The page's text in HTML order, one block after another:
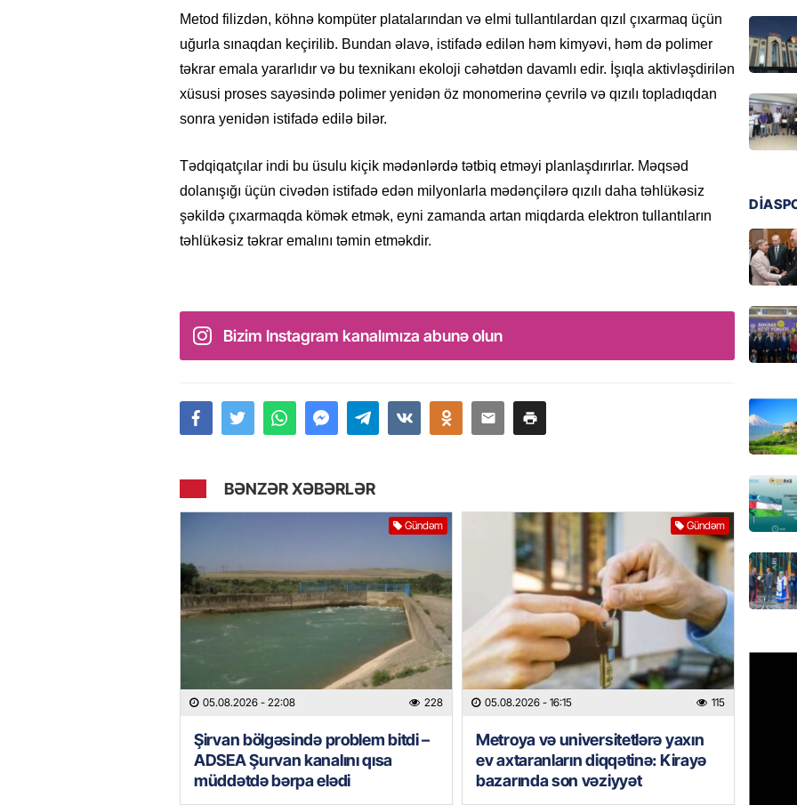
Metod filizdən, köhnə kompüter platalarından və elmi tullantılardan qızıl çıxarmaq üçün
uğurla sınaqdan keçirilib. Bundan əlavə, istifadə edilən həm kimyəvi, həm də polimer
təkrar emala yararlıdır və bu texnikanı ekoloji cəhətdən davamlı edir. İşıqla aktivləşdirilən
xüsusi proses sayəsində polimer yenidən öz monomerinə çevrilə və qızılı topladıqdan
sonra yenidən istifadə edilə bilər.
Tədqiqatçılar indi bu üsulu kiçik mədənlərdə tətbiq etməyi planlaşdırırlar. Məqsəd
dolanışığı üçün civədən istifadə edən milyonlarla mədənçilərə qızılı daha təhlükəsiz
şəkildə çıxarmaqda kömək etmək, eyni zamanda artan miqdarda elektron tullantıların
təhlükəsiz təkrar emalını təmin etməkdir.
Bizim Instagram kanalımıza abunə olun
BƏNZƏR XƏBƏRLƏR
Gündəm
05.08.2026 - 22:08 228
Şirvan bölgəsində problem bitdi –
ADSEA Şurvan kanalını qısa
müddətdə bərpa elədi
Gündəm
05.08.2026 - 16:15 115
Metroya və universitetlərə yaxın
ev axtaranların diqqətinə: Kirayə
bazarında son vəziyyət
BANNER
Hikmət
verməz
REKLAM
üçün
ilə
GÜNDƏM
Xəzərə